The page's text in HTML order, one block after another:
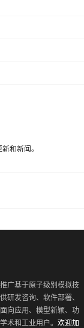
和新闻。
广基于原子级别模拟技
研发咨询、软件部署、
向应用、模型新颖、功
术和工业用户。 欢迎加